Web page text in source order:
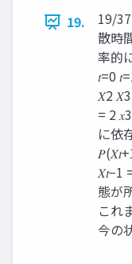
19.
19/
散時
率的
𝑡=0
𝑋2
= 2
に依
𝑋𝑡−1
態が
これ
今の